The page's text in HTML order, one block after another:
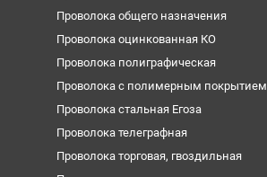
Проволока общего назначения
Проволока оцинкованная КО
Проволока полиграфическая
Проволока с полимерным покрытием
Проволока стальная Егоза
Проволока телеграфная
Проволока торговая, гвоздильная